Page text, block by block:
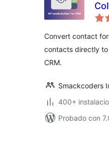
Convert contact
contacts directly
CRM.
Smackcoders
400+
Probado con